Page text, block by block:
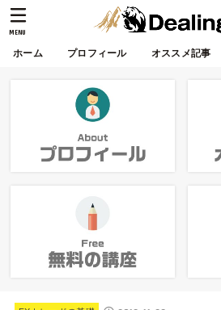
ホーム プロフィール オススメ記事
MENU